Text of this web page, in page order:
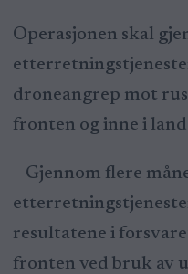
Operasjonen skal
droneangrep mot
fronten og inne i
– Gjennom flere
resultatene i
fronten ved bruk av